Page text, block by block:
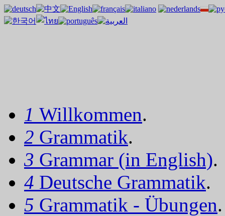
1 Willkommen.
2 Grammatik.
3 Grammar (in English).
4 Deutsche Grammatik.
5 Grammatik - Übungen.